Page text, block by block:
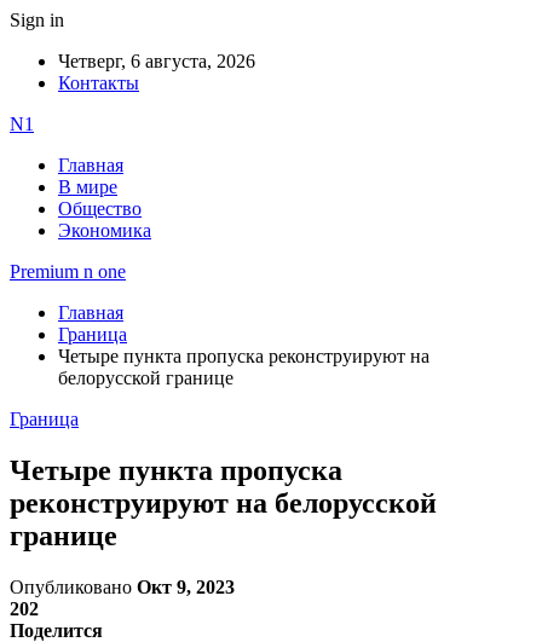
Sign in
Четверг, 6 августа, 2026
Контакты
N1
Главная
В мире
Общество
Экономика
Premium n one
Главная
Граница
Четыре пункта пропуска реконструируют на
белорусской границе
Граница
Четыре пункта пропуска
реконструируют на белорусской
границе
Опубликовано Окт 9, 2023
202
Поделится